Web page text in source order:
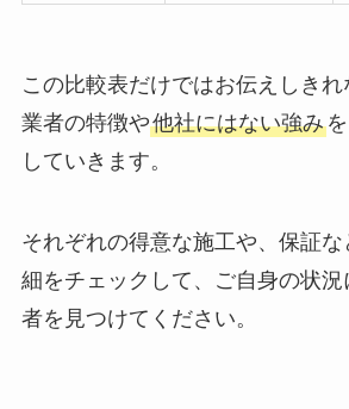
この比較表だけではお伝えしき
業者の特徴や他社にはない強み
していきます。
それぞれの得意な施工や、保証
細をチェックして、ご自身の状
者を見つけてください。